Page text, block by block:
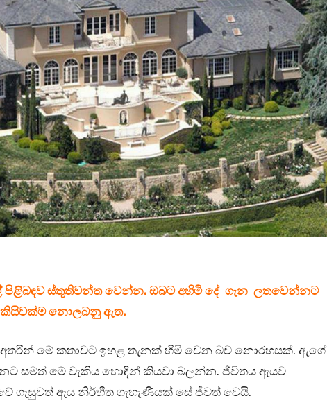
පිළිබඳව ස්තූතිවන්ත වෙන්න. ඔබට අහිමි දේ ගැන ලතවෙන්නට
කිසිවක්ම නොලබනු ඇත.
අතරින් මේ කතාවට ඉහළ තැනක් හිමි වෙන බව නොරහසක්. ඇගේ
සමත් මේ වැකිය හොඳින් කියවා බලන්න. ජීවිතය ඇයව
ගැසුවත් ඇය නිර්භීත ගැහැණියක් සේ ජීවත් වෙයි.